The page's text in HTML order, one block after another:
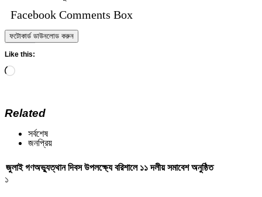
Facebook Comments Box
ফটোকার্ড ডাউনলোড করুন
Like this:
Loading…
Related
সর্বশেষ
জনপ্রিয়
জুলাই গণঅভ্যুত্থান দিবস উপলক্ষ্যে বরিশালে ১১ দলীয় সমাবেশ অনুষ্ঠিত
১